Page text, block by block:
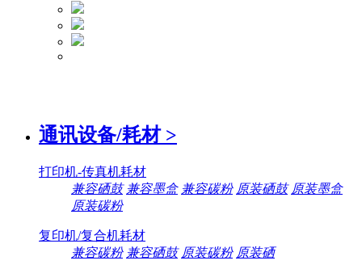
通讯设备/耗材 >
打印机-传真机耗材
兼容硒鼓 兼容墨盒 兼容碳粉 原装硒鼓 原装墨盒
原装碳粉
复印机/复合机耗材
兼容碳粉 兼容硒鼓 原装碳粉 原装硒